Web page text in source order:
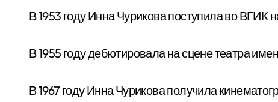
В 1953 году Инна Чурикова поступила во ВГИК
В 1955 году дебютировала на сцене театра
В 1967 году Инна Чурикова получила